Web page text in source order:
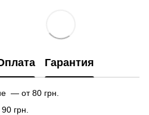
Гарантия
— от 80 грн.
грн.